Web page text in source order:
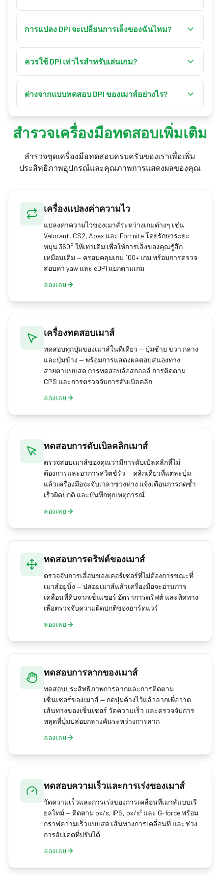
เซ็นเซอร์มีขั้นที่ละเอียดขึ้นโดยไม่เปลี่ยนระยะที่คุณ
ต้องขยับเพื่อเล็ง
cm/360 คือระยะทางจริงที่คุณลากเมาส์เพื่อหมุน
ครบ 360° ในเกม ขึ้นกับ DPI ความไวในเกม และค่า
เหตุผลที่การตั้งค่าหลังแปลงรู้สึกเหมือนกัน
การแปลง DPI จะเปลี่ยนการเล็งของฉันไหม?
ไม่ — นั่นแหละคือจุดประสงค์ การแปลงที่ถูกต้องคง
eDPI และระยะ 360° ไว้ ความจำกล้ามเนื้อจึงติดตัว
เล็กน้อย และ DPI สูงมากอาจเกิดอาการสั่น ดังนั้น
400–1600 DPI จึงเป็นช่วงที่ลงตัวที่สุด
ควรใช้ DPI เท่าไรสำหรับเล่นเกม?
ผู้เล่น FPS ระดับโปรส่วนใหญ่ใช้ 400–800 DPI แล้ว
ปรับความไวในเกมตามชอบ ช่วงนี้ทำให้เซ็นเซอร์
tracking ตัวเลือกที่ดีที่สุดคือค่าที่ให้คุณไปถึง eDPI
และระยะ 360° ที่ชอบได้สบายๆ บนแผ่นรองเมาส์
ต่างจากแบบทดสอบ DPI ของเมาส์อย่างไร?
ของเมาส์โดยเทียบการเคลื่อนที่จริงกับพิกเซลบน
หน้าจอ ส่วนเครื่องคำนวณนี้ทำการคำนวณแทน:
แปลง DPI และความไวที่ทราบให้เป็นการตั้งค่าที่
เทียบเท่าใหม่ ใช้แบบทดสอบเพื่อหา DPI จริง แล้วใช้
เครื่องคำนวณนี้เพื่อแปลงค่า
สำรวจเครื่องมือทดสอบเพิ่มเติม
สำรวจชุดเครื่องมือทดสอบครบครันของเราเพื่อเพิ่ม
ประสิทธิภาพอุปกรณ์และคุณภาพการแสดงผลของคุณ
เครื่องแปลงค่าความไว
แปลงค่าความไวของเมาส์ระหว่างเกมต่างๆ เช่น
Valorant, CS2, Apex และ Fortnite โดยรักษาระยะ
หมุน 360° ให้เท่าเดิม เพื่อให้การเล็งของคุณรู้สึก
เหมือนเดิม — ครอบคลุมเกม 100+ เกม พร้อมการตรวจ
สอบค่า yaw และ eDPI แยกตามเกม
ลองเลย
เครื่องทดสอบเมาส์
ทดสอบทุกปุ่มของเมาส์ในที่เดียว — ปุ่มซ้าย ขวา กลาง
และปุ่มข้าง — พร้อมการแสดงผลตอบสนองทาง
สายตาแบบสด การทดสอบล้อสกอลล์ การติดตาม
CPS และการตรวจจับการดับเบิลคลิก
ลองเลย
ทดสอบการดับเบิลคลิกเมาส์
ตรวจสอบเมาส์ของคุณว่ามีการดับเบิลคลิกที่ไม่
ต้องการและอาการสวิตช์รัว — คลิกเดี่ยวที่แต่ละปุ่ม
แล้วเครื่องมือจะจับเวลาช่วงห่าง แจ้งเตือนการกดซ้ำ
เร็วผิดปกติ และบันทึกทุกเหตุการณ์
ลองเลย
ทดสอบการดริฟต์ของเมาส์
ตรวจจับการเลื่อนของเคอร์เซอร์ที่ไม่ต้องการขณะที่
เมาส์อยู่นิ่ง — ปล่อยเมาส์แล้วเครื่องมือจะอ่านการ
เคลื่อนที่ดิบจากเซ็นเซอร์ อัตราการดริฟต์ และทิศทาง
เพื่อตรวจจับความผิดปกติของฮาร์ดแวร์
ลองเลย
ทดสอบการลากของเมาส์
ทดสอบประสิทธิภาพการลากและการติดตาม
เซ็นเซอร์ของเมาส์ — กดปุ่มค้างไว้แล้วลากเพื่อวาด
เส้นทางของเซ็นเซอร์ วัดความเร็ว และตรวจจับการ
หลุดที่ปุ่มปล่อยกลางคันระหว่างการลาก
ลองเลย
ทดสอบความเร็วและการเร่งของเมาส์
วัดความเร็วและการเร่งของการเคลื่อนที่เมาส์แบบเรี
ยลไทม์ — ติดตาม px/s, IPS, px/s² และ G-force พร้อม
กราฟความเร็วแบบสด เส้นทางการเคลื่อนที่ และช่วง
การอัปเดตที่ปรับได้
ลองเลย